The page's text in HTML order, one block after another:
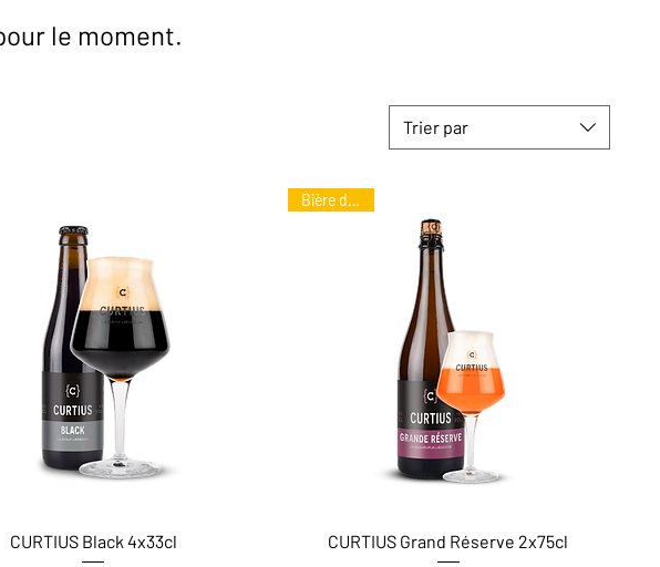
le moment.
Trier par
Aperçu rapide
CURTIUS Black 4x33cl Aperçu rapide
Bière d'hiver
CURTIUS Grand Réserve 2x75cl